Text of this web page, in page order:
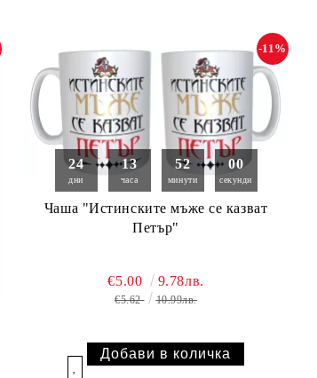
24
дни
13
часа
51
минути
59
секунди
Чаша "Истинските мъже се казват
Петър"
-11%
€5.00 9.78лв.
€5.62 10.99лв.